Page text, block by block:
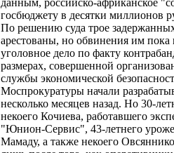
данным, российско-африканское
госбюджету в десятки миллионов
По решению суда трое
арестованы, но обвинения им
уголовное дело по факту
размерах, совершенной
службы экономической
Моспрокуратуры начали
несколько месяцев назад. Но 30-
некоего Кочиева, работавшего
"Юнион-Сервис", 43-летнего
Мамаду, а также некоего